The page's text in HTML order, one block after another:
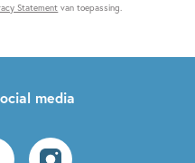
Statement van toepassing.
media